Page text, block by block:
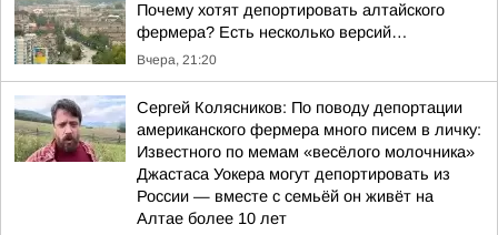
Почему хотят депортировать алтайского
фермера? Есть несколько версий…
Вчера, 21:20
Сергей Колясников: По поводу депортации
американского фермера много писем в личку:
Известного по мемам «весёлого молочника»
Джастаса Уокера могут депортировать из
России — вместе с семьёй он живёт на
Алтае более 10 лет